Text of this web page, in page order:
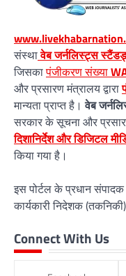
संस्थावेब जर्नलिस्ट्स
जिसकापंजीकरण संख्या
और प्रसारण मंत्रालय द्वारा
मान्यता प्राप्त है।वेब
सरकार के सूचना और
दिशानिर्देश और डिजिटल
किया गया है।
इस पोर्टल के प्रधान
कार्यकारी निदेशक (तकनिकी)
Connect With Us